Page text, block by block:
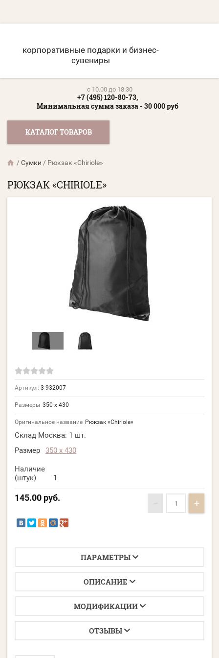
корпоративные подарки и бизнес-
сувениры
c 10.00 до 18.30
+7 (495) 120-80-73,
Минимальная сумма заказа - 30 000 руб
КАТАЛОГ ТОВАРОВ
/Сумки / Рюкзак «Chiriole»
РЮКЗАК «CHIRIOLE»
Артикул: 3-932007
Размеры 350 х 430
Оригинальное название Рюкзак «Chiriole»
Склад Москва: 1 шт.
Размер
350 х 430
Наличие
(штук)
1
145.00 руб. − +
ПАРАМЕТРЫ
ОПИСАНИЕ
МОДИФИКАЦИИ
ОТЗЫВЫ